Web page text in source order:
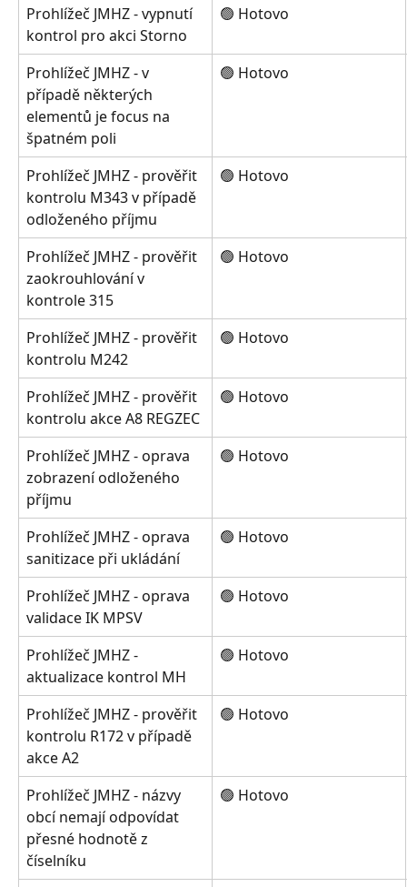
Prohlížeč JMHZ - vypnutí
kontrol pro akci Storno
🟢 Hotovo
Prohlížeč JMHZ - v
případě některých
elementů je focus na
špatném poli
🟢 Hotovo
Prohlížeč JMHZ - prověřit
kontrolu M343 v případě
odloženého příjmu
🟢 Hotovo
Prohlížeč JMHZ - prověřit
zaokrouhlování v
kontrole 315
🟢 Hotovo
Prohlížeč JMHZ - prověřit
kontrolu M242
🟢 Hotovo
Prohlížeč JMHZ - prověřit
kontrolu akce A8 REGZEC
🟢 Hotovo
Prohlížeč JMHZ - oprava
zobrazení odloženého
příjmu
🟢 Hotovo
Prohlížeč JMHZ - oprava
sanitizace při ukládání
🟢 Hotovo
Prohlížeč JMHZ - oprava
validace IK MPSV
🟢 Hotovo
Prohlížeč JMHZ -
aktualizace kontrol MH
🟢 Hotovo
Prohlížeč JMHZ - prověřit
kontrolu R172 v případě
akce A2
🟢 Hotovo
Prohlížeč JMHZ - názvy
obcí nemají odpovídat
přesné hodnotě z
číselníku
🟢 Hotovo